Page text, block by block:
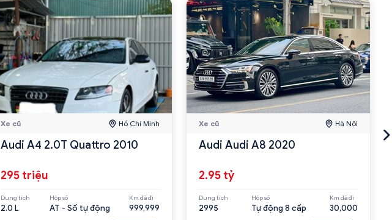
Xe cũ Hồ Chí Minh
Audi A4 2.0T Quattro 2010
295 triệu
Dung tích
2.0 L
Hộp số
AT - Số tự động
Km đã đi
999,999
Xe cũ Hà Nội
Audi Audi A8 2020
2.95 tỷ
Dung tích
2995
Hộp số
Tự động 8 cấp
Km đã đi
30,000